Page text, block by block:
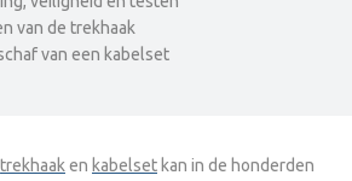
van de trekhaak
van een kabelset
trekhaak en kabelset kan in de honderden